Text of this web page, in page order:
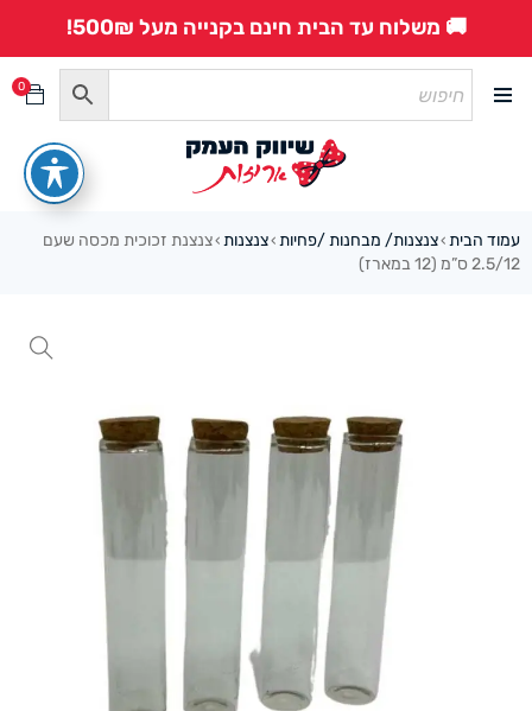
🚚 משלוח עד הבית חינם בקנייה מעל 500₪!
0
עמוד הבית ›צנצנות/ מבחנות /פחיות ›צנצנות ›צנצנת זכוכית מכסה שעם
2.5/12 ס”מ (12 במארז)